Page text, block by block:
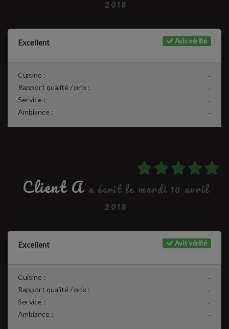
2018
Avis vérifié
Excellent
-
Cuisine :
-
Rapport qualité / prix :
-
Service :
-
Ambiance :
Client A a écrit le mardi 10 avril
2018
Avis vérifié
Excellent
-
Cuisine :
-
Rapport qualité / prix :
-
Service :
-
Ambiance :